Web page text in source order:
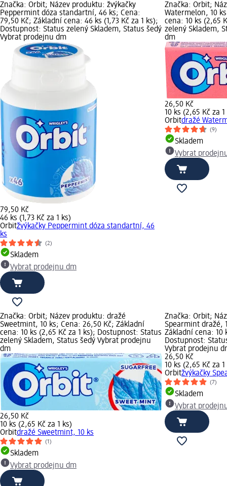
Značka: Orbit; Název produktu: žvýkačky
Peppermint dóza standartní, 46 ks; Cena:
79,50 Kč; Základní cena: 46 ks (1,73 Kč za 1 ks);
Dostupnost: Status zelený Skladem, Status šedý
Vybrat prodejnu dm
79,50 Kč
46 ks (1,73 Kč za 1 ks)
Orbitžvýkačky Peppermint dóza standartní, 46
ks
(2)
Skladem
Vybrat prodejnu dm
Značka: Orbit;
Watermelon, 10
cena: 10 ks (2,65
zelený Skladem,
dm
26,50 Kč
10 ks (2,65 Kč za 1
Orbitdražé
(9)
Skladem
Vybrat
Značka: Orbit; Název produktu: dražé
Sweetmint, 10 ks; Cena: 26,50 Kč; Základní
cena: 10 ks (2,65 Kč za 1 ks); Dostupnost: Status
zelený Skladem, Status šedý Vybrat prodejnu
dm
26,50 Kč
10 ks (2,65 Kč za 1 ks)
Orbitdražé Sweetmint, 10 ks
(1)
Skladem
Vybrat prodejnu dm
Značka: Orbit;
Spearmint dražé,
Základní cena: 10
Dostupnost:
Vybrat prodejnu
26,50 Kč
10 ks (2,65 Kč za 1
Orbitžvýkačky
(7)
Skladem
Vybrat